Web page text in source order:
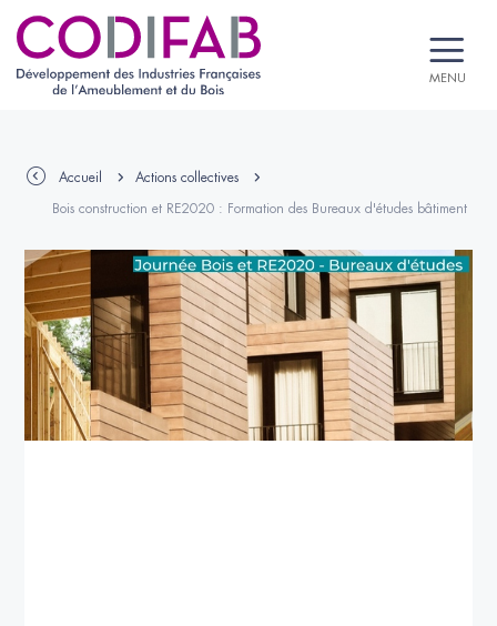
MENU
Accueil Actions collectives
Bois construction et RE2020 : Formation des Bureaux d'études bâtiment